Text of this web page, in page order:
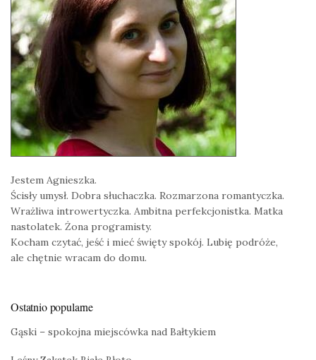
Jestem Agnieszka.
Ścisły umysł. Dobra słuchaczka. Rozmarzona romantyczka.
Wrażliwa introwertyczka. Ambitna perfekcjonistka. Matka
nastolatek. Żona programisty.
Kocham czytać, jeść i mieć święty spokój. Lubię podróże,
ale chętnie wracam do domu.
Ostatnio popularne
Gąski – spokojna miejscówka nad Bałtykiem